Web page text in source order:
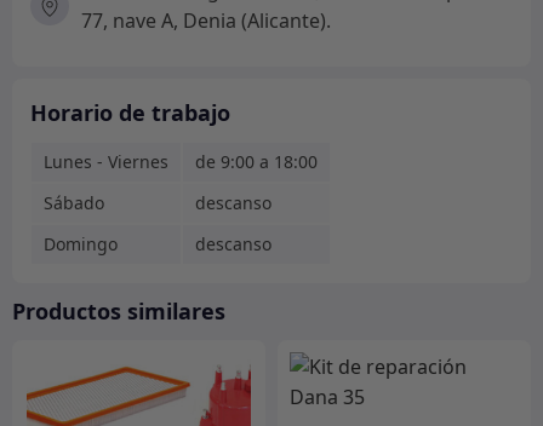
77, nave A, Denia (Alicante).
Horario de trabajo
Lunes - Viernes
de 9:00 a 18:00
Sábado
descanso
Domingo
descanso
Productos similares